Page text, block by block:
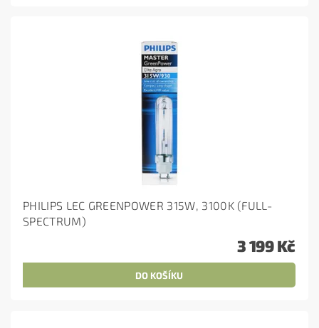
PHILIPS LEC GREENPOWER 315W, 3100K (FULL-
SPECTRUM)
3 199 Kč